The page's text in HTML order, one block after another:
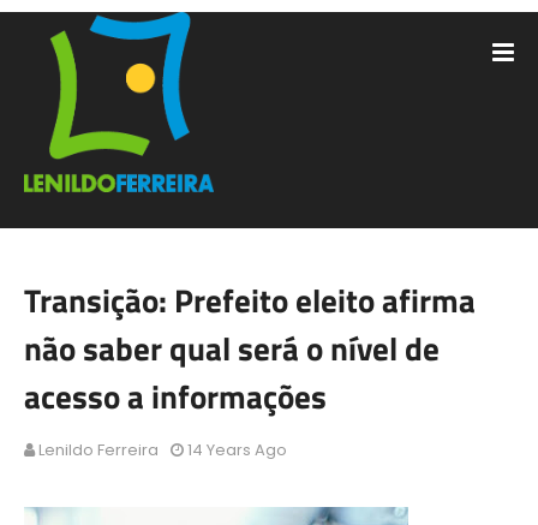
Transição: Prefeito eleito afirma
não saber qual será o nível de
acesso a informações
Lenildo Ferreira 14 Years Ago